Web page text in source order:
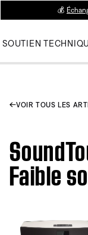
💰
SOUTIEN
VOIR TOUS LES
Faible